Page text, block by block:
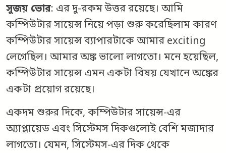
সুজয় ভোর: এর দু-রকম উত্তর রয়েছে। আমি
কম্পিউটার সায়েন্স নিয়ে পড়া শুরু করেছিলাম কারণ
কম্পিউটার সায়েন্স ব্যাপারটাকে আমার exciting
লেগেছিল। আমার অঙ্ক ভালো লাগতো। মনে হয়েছিল,
কম্পিউটার সায়েন্স এমন একটা বিষয় যেখানে অঙ্কের
একটা প্রয়োগ রয়েছে।
একদম শুরুর দিকে, কম্পিউটার সায়েন্স-এর
অ্যাপ্লায়েড এবং সিস্টেমস দিকগুলোই বেশি মজাদার
লাগতো। যেমন, সিস্টেমস-এর দিক থেকে